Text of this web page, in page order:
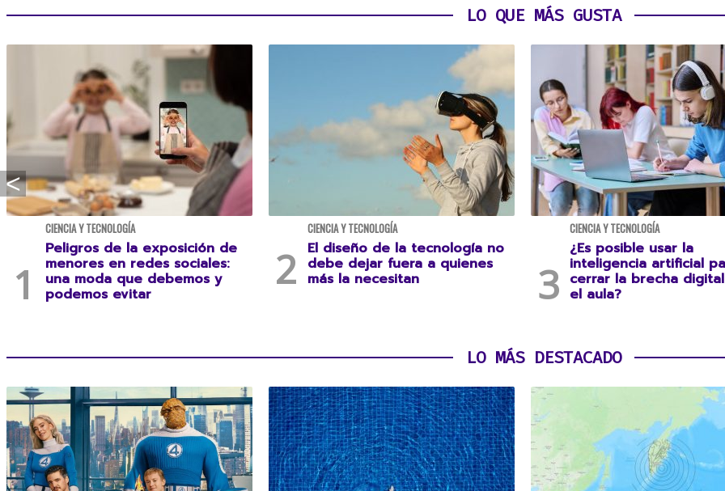
LO QUE MÁS GUSTA
CIENCIA Y TECNOLOGÍA
Peligros de la exposición de
menores en redes sociales:
una moda que debemos y
podemos evitar
CIENCIA Y TECNOLOGÍA
El diseño de la tecnología no
debe dejar fuera a quienes
más la necesitan
CIENCIA Y TECNOLOGÍA
¿Es posible usar la
inteligencia artificial
cerrar la brecha
el aula?
LO MÁS DESTACADO